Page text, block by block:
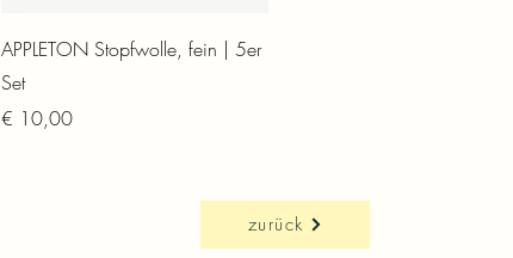
Schnellansicht
APPLETON Stopfwolle, fein | 5er
Set
Preis
€ 10,00
zurück